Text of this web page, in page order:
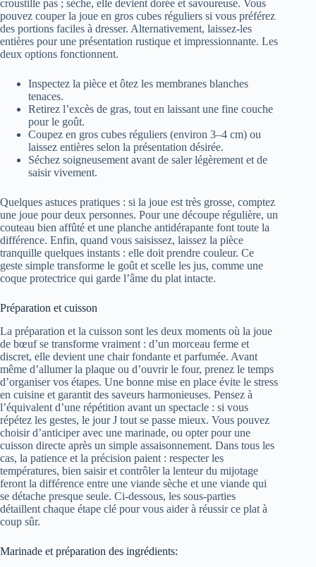
croustille pas ; sèche, elle devient dorée et savoureuse. Vous
pouvez couper la joue en gros cubes réguliers si vous préférez
des portions faciles à dresser. Alternativement, laissez-les
entières pour une présentation rustique et impressionnante. Les
deux options fonctionnent.
Inspectez la pièce et ôtez les membranes blanches
tenaces.
Retirez l’excès de gras, tout en laissant une fine couche
pour le goût.
Coupez en gros cubes réguliers (environ 3–4 cm) ou
laissez entières selon la présentation désirée.
Séchez soigneusement avant de saler légèrement et de
saisir vivement.
Quelques astuces pratiques : si la joue est très grosse, comptez
une joue pour deux personnes. Pour une découpe régulière, un
couteau bien affûté et une planche antidérapante font toute la
différence. Enfin, quand vous saisissez, laissez la pièce
tranquille quelques instants : elle doit prendre couleur. Ce
geste simple transforme le goût et scelle les jus, comme une
coque protectrice qui garde l’âme du plat intacte.
Préparation et cuisson
La préparation et la cuisson sont les deux moments où la joue
de bœuf se transforme vraiment : d’un morceau ferme et
discret, elle devient une chair fondante et parfumée. Avant
même d’allumer la plaque ou d’ouvrir le four, prenez le temps
d’organiser vos étapes. Une bonne mise en place évite le stress
en cuisine et garantit des saveurs harmonieuses. Pensez à
l’équivalent d’une répétition avant un spectacle : si vous
répétez les gestes, le jour J tout se passe mieux. Vous pouvez
choisir d’anticiper avec une marinade, ou opter pour une
cuisson directe après un simple assaisonnement. Dans tous les
cas, la patience et la précision paient : respecter les
températures, bien saisir et contrôler la lenteur du mijotage
feront la différence entre une viande sèche et une viande qui
se détache presque seule. Ci‑dessous, les sous‑parties
détaillent chaque étape clé pour vous aider à réussir ce plat à
coup sûr.
Marinade et préparation des ingrédients: